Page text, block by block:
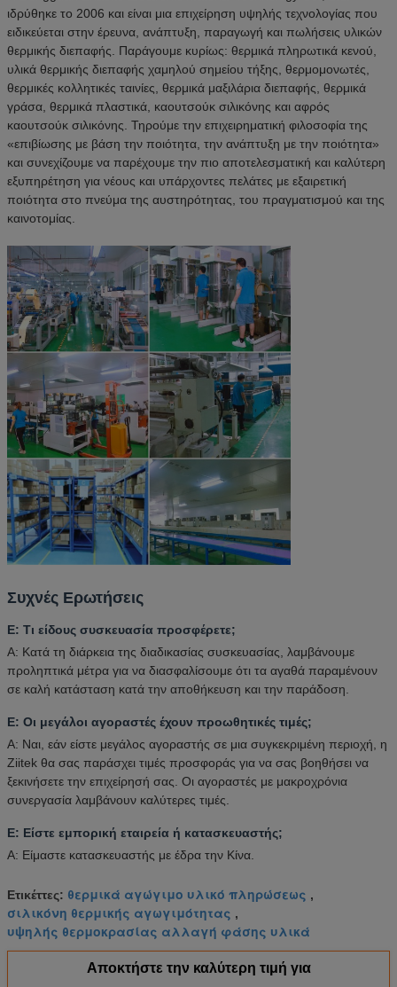
ιδρύθηκε το 2006 και είναι μια επιχείρηση υψηλής τεχνολογίας που
ειδικεύεται στην έρευνα, ανάπτυξη, παραγωγή και πωλήσεις υλικών
θερμικής διεπαφής. Παράγουμε κυρίως: θερμικά πληρωτικά κενού,
υλικά θερμικής διεπαφής χαμηλού σημείου τήξης, θερμομονωτές,
θερμικές κολλητικές ταινίες, θερμικά μαξιλάρια διεπαφής, θερμικά
γράσα, θερμικά πλαστικά, καουτσούκ σιλικόνης και αφρός
καουτσούκ σιλικόνης. Τηρούμε την επιχειρηματική φιλοσοφία της
«επιβίωσης με βάση την ποιότητα, την ανάπτυξη με την ποιότητα»
και συνεχίζουμε να παρέχουμε την πιο αποτελεσματική και καλύτερη
εξυπηρέτηση για νέους και υπάρχοντες πελάτες με εξαιρετική
ποιότητα στο πνεύμα της αυστηρότητας, του πραγματισμού και της
καινοτομίας.
Συχνές Ερωτήσεις
Ε: Τι είδους συσκευασία προσφέρετε;
Α: Κατά τη διάρκεια της διαδικασίας συσκευασίας, λαμβάνουμε
προληπτικά μέτρα για να διασφαλίσουμε ότι τα αγαθά παραμένουν
σε καλή κατάσταση κατά την αποθήκευση και την παράδοση.
Ε: Οι μεγάλοι αγοραστές έχουν προωθητικές τιμές;
Α: Ναι, εάν είστε μεγάλος αγοραστής σε μια συγκεκριμένη περιοχή, η
Ziitek θα σας παράσχει τιμές προσφοράς για να σας βοηθήσει να
ξεκινήσετε την επιχείρησή σας. Οι αγοραστές με μακροχρόνια
συνεργασία λαμβάνουν καλύτερες τιμές.
Ε: Είστε εμπορική εταιρεία ή κατασκευαστής;
Α: Είμαστε κατασκευαστής με έδρα την Κίνα.
Ετικέττες: θερμικά αγώγιμο υλικό πληρώσεως ,
σιλικόνη θερμικής αγωγιμότητας ,
υψηλής θερμοκρασίας αλλαγή φάσης υλικά
Αποκτήστε την καλύτερη τιμή για